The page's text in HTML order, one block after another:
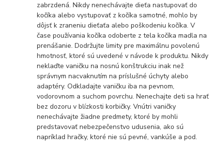
zabrzdená. Nikdy nenechávajte dieťa nastupovať do
kočíka alebo vystupovať z kočíka samotné, mohlo by
dôjsť k zraneniu dieťaťa alebo poškodeniu kočíka. V
čase používania kočíka odoberte z tela kočíka madla na
prenášanie. Dodržujte limity pre maximálnu povolenú
hmotnosť, ktoré sú uvedené v návode k produktu. Nikdy
neklaďte vaničku na nosnú konštrukciu inak než
správnym nacvaknutím na príslušné úchyty alebo
adaptéry. Odkladajte vaničku iba na pevnom,
vodorovnom a suchom povrchu. Nenechajte deti sa hrať
bez dozoru v blízkosti korbičky. Vnútri vaničky
nenechávajte žiadne predmety, ktoré by mohli
predstavovať nebezpečenstvo udusenia, ako sú
napríklad hračky, ktoré nie sú pevné, vankúše a pod.